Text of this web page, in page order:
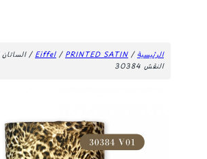
الرئيسية/
Eiffel /PRINTED SATIN
/
النقش 30384